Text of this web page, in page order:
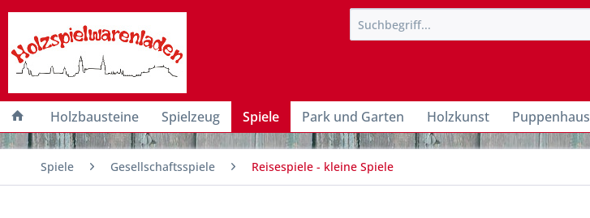
Holzbausteine Spielzeug Spiele Park und Garten Holzkunst Puppenhaus
Spiele Gesellschaftsspiele Reisespiele - kleine Spiele